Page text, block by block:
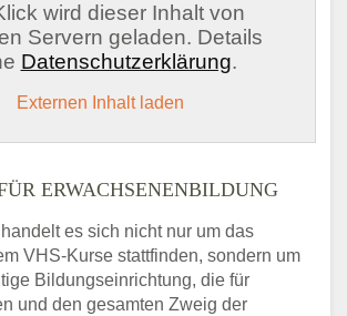
wird dieser Inhalt von
Servern geladen. Details
Datenschutzerklärung.
Externen Inhalt laden
ERWACHSENENBILDUNG
es sich nicht nur um das
VHS-Kurse stattfinden, sondern um
Bildungseinrichtung, die für
und den gesamten Zweig der